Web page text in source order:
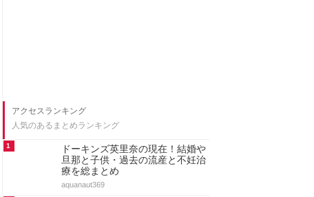
アクセスランキング
人気のあるまとめランキング
1
ドーキンズ英里奈の現在！結婚や
旦那と子供・過去の流産と不妊治
療を総まとめ
aquanaut369